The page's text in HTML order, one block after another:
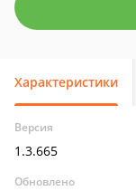
Характеристики
Версия
1.3.665
Обновлено